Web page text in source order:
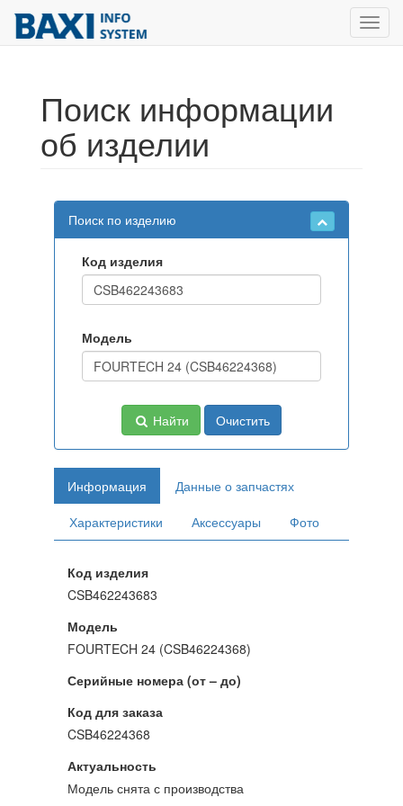
Поиск информации
об изделии
Поиск по изделию
Код изделия
Модель
Найти Очистить
Информация
Данные о запчастях
Характеристики
Аксессуары Фото
Код изделия
CSB462243683
Модель
FOURTECH 24 (CSB46224368)
Серийные номера (от – до)
Код для заказа
CSB46224368
Актуальность
Модель снята с производства